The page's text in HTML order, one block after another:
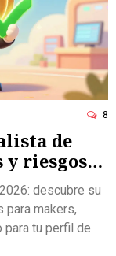
8
de
y riesgos
descubre su
para makers,
tu perfil de